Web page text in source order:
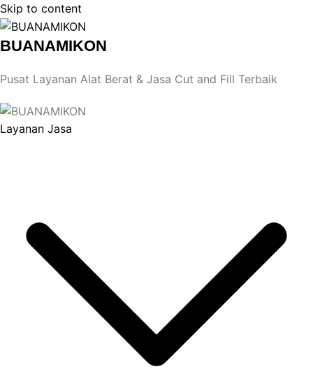
Skip to content
BUANAMIKON
Pusat Layanan Alat Berat & Jasa Cut and Fill Terbaik
Layanan Jasa